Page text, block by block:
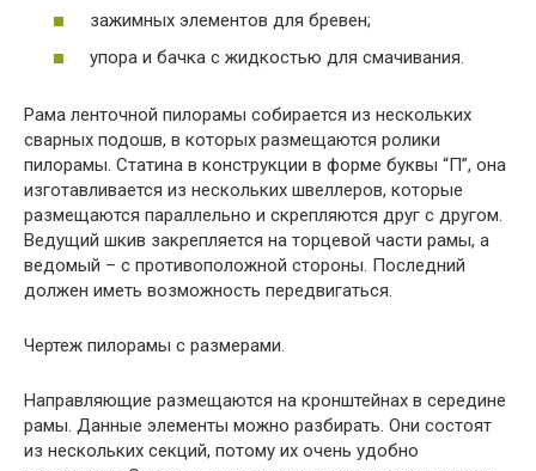
зажимных элементов для бревен;
упора и бачка с жидкостью для смачивания.
Рама ленточной пилорамы собирается из нескольких
сварных подошв, в которых размещаются ролики
пилорамы. Статина в конструкции в форме буквы “П”, она
изготавливается из нескольких швеллеров, которые
размещаются параллельно и скрепляются друг с другом.
Ведущий шкив закрепляется на торцевой части рамы, а
ведомый – с противоположной стороны. Последний
должен иметь возможность передвигаться.
Чертеж пилорамы с размерами.
Направляющие размещаются на кронштейнах в середине
рамы. Данные элементы можно разбирать. Они состоят
из нескольких секций, потому их очень удобно